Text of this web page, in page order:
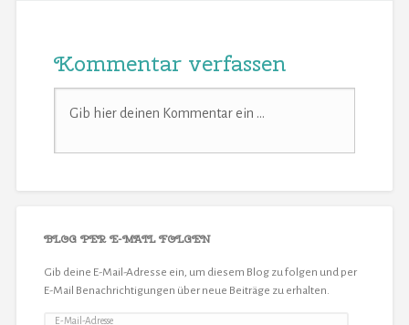
Kommentar verfassen
BLOG PER E-MAIL FOLGEN
Gib deine E-Mail-Adresse ein, um diesem Blog zu folgen und per
E-Mail Benachrichtigungen über neue Beiträge zu erhalten.